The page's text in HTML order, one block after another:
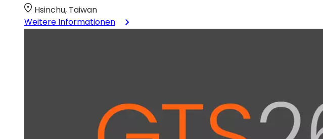
Hsinchu, Taiwan
Weitere Informationen: